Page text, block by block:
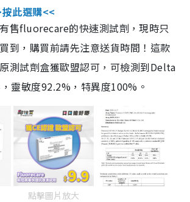
此選購<<
售fluorecare的快速測試劑，現時只
到，購買前請先注意送貨時間！這款
測試劑盒獲歐盟認可，可檢測到Delta
靈敏度92.2%，特異度100%。
點擊圖片放大